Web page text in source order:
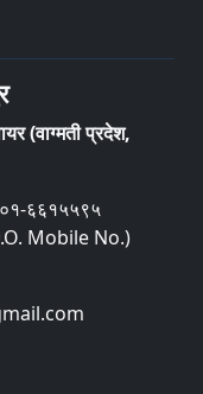
(वाग्मती प्रदेश,
६६१५५९५
Mobile No.)